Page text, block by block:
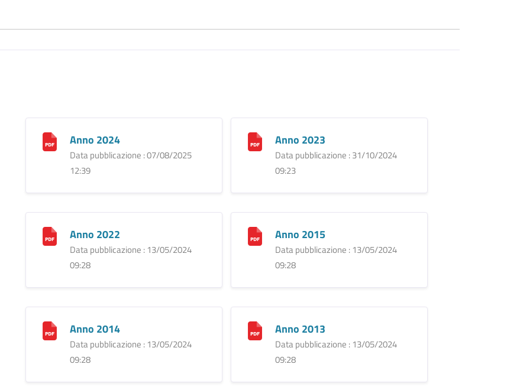
Anno 2024
Data pubblicazione : 07/08/2025
12:39
Anno 2023
Data pubblicazione : 31/10/2024
09:23
Anno 2022
Data pubblicazione : 13/05/2024
09:28
Anno 2015
Data pubblicazione : 13/05/2024
09:28
Anno 2014
Data pubblicazione : 13/05/2024
09:28
Anno 2013
Data pubblicazione : 13/05/2024
09:28